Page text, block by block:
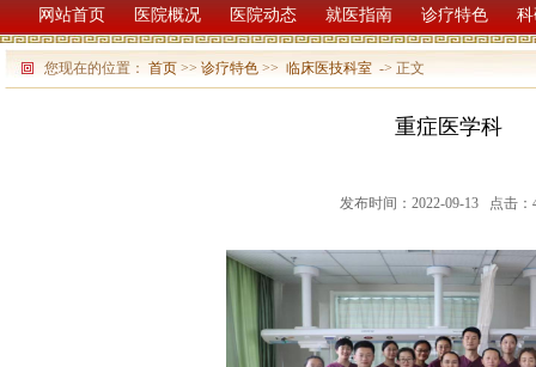
网站首页 医院概况 医院动态 就医指南 诊疗特色
您现在的位置： 首页 >> 诊疗特色 >> 临床医技科室 -> 正文
重症医学科
发布时间：2022-09-13 点击：